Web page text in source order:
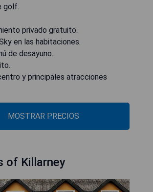
golf.
privado gratuito.
en las habitaciones.
de desayuno.
y principales atracciones
MOSTRAR PRECIOS
of Killarney